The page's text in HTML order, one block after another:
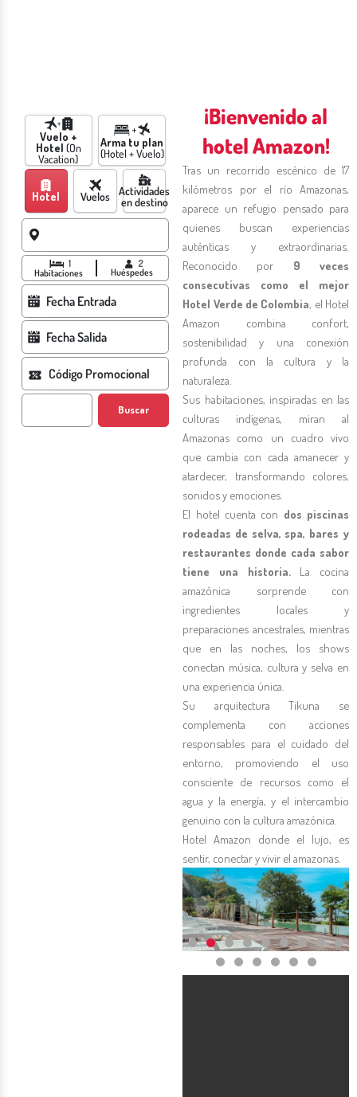
Vuelo +
Hotel (On
Vacation)
Arma tu plan
(Hotel + Vuelo)
Hotel Vuelos
Actividades
en destino
1
Habitaciones
2
Huéspedes
Buscar
¡Bienvenido al
hotel Amazon!
Tras un recorrido escénico de 17
kilómetros por el río Amazonas,
aparece un refugio pensado para
quienes buscan experiencias
auténticas y extraordinarias.
Reconocido por
9 veces
consecutivas como el mejor
Hotel Verde de Colombia, el Hotel
Amazon combina confort,
sostenibilidad y una conexión
profunda con la cultura y la
naturaleza.
Sus habitaciones, inspiradas en las
culturas indígenas, miran al
Amazonas como un cuadro vivo
que cambia con cada amanecer y
atardecer, transformando colores,
sonidos y emociones.
El hotel cuenta con dos piscinas
rodeadas de selva, spa, bares y
restaurantes donde cada sabor
tiene una historia. La cocina
amazónica sorprende con
ingredientes locales y
preparaciones ancestrales, mientras
que en las noches, los shows
conectan música, cultura y selva en
una experiencia única.
Su arquitectura Tikuna se
complementa con acciones
responsables para el cuidado del
entorno, promoviendo el uso
consciente de recursos como el
agua y la energía, y el intercambio
genuino con la cultura amazónica.
Hotel Amazon donde el lujo, es
sentir, conectar y vivir el amazonas.